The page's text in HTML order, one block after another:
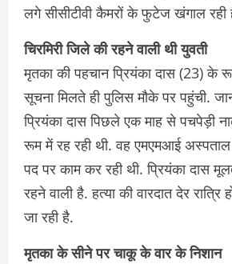
लगे सीसीटीवी कैमरों के फुटेज खंगाल रही
चिरमिरी जिले की रहने वाली थी युवती
मृतका की पहचान प्रियंका दास (23) के
सूचना मिलते ही पुलिस मौके पर पहुंची.
प्रियंका दास पिछले एक माह से पचपेड़ी
रूम में रह रही थी. वह एमएमआई
पद पर काम कर रही थी. प्रियंका दास
रहने वाली है. हत्या की वारदात देर
जा रही है.
मृतका के सीने पर चाकू के वार के निशान